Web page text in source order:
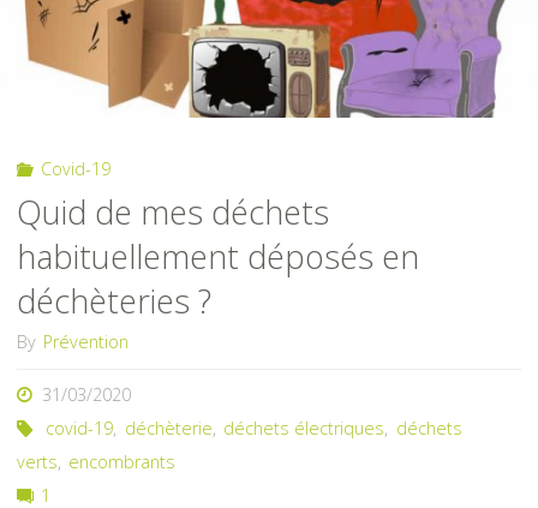
Covid-19
Quid de mes déchets
habituellement déposés en
déchèteries ?
By Prévention
31/03/2020
covid-19, déchèterie, déchets électriques, déchets
verts, encombrants
1